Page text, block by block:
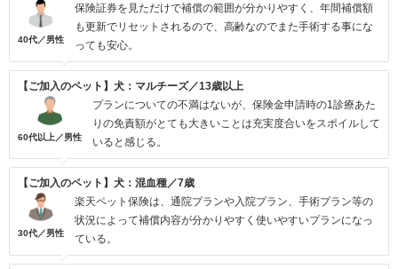
40代／男性
保険証券を見ただけで補償の範囲が分かりやすく、年間補償額
も更新でリセットされるので、高齢なのでまた手術する事にな
っても安心。
【ご加入のペット】犬：マルチーズ／13歳以上
60代以上／男性
プランについての不満はないが、保険金申請時の1診療あた
りの免責額がとても大きいことは充実度合いをスポイルして
いると感じる。
【ご加入のペット】犬：混血種／7歳
30代／男性
楽天ペット保険は、通院プランや入院プラン、手術プラン等の
状況によって補償内容が分かりやすく使いやすいプランになっ
ている。